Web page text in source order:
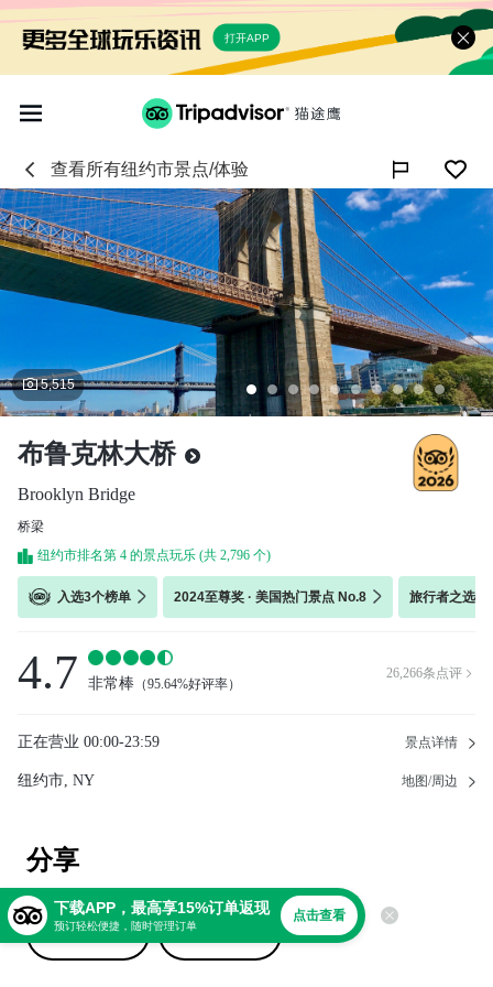
打开APP
查看所有纽约市景点/体验
5,515
布鲁克林大桥
Brooklyn Bridge
桥梁
纽约市排名第 4 的景点玩乐 (共 2,796 个)
入选3个榜单 2024至尊奖 · 美国热门景点 No.8 旅行者之选 ·
4.7 非常棒 （95.64%好评率）
26,266条点评 
正在营业 00:00-23:59 景点详情
纽约市, NY 地图/周边
分享
撰写点评 上传照片
下载APP，最高享15%订单返现
预订轻松便捷，随时管理订单
点击查看